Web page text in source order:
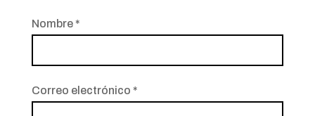
Nombre *
Correo electrónico *